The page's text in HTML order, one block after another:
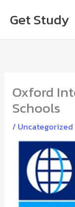
content
Get Study
Oxford
Schools
/ Uncategorized